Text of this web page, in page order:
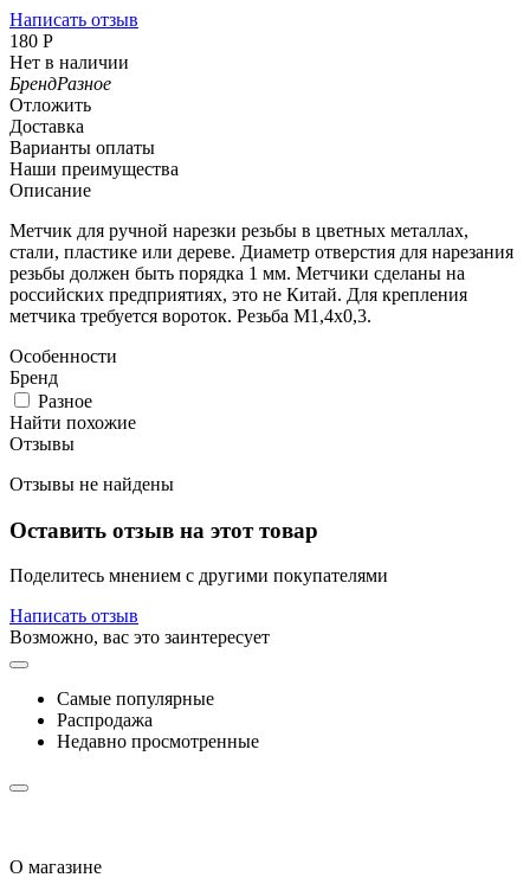
Написать отзыв
‍180‍ Р
Нет в наличии
БрендРазное
Отложить
Доставка
Варианты оплаты
Наши преимущества
Описание
Метчик для ручной нарезки резьбы в цветных металлах,
стали, пластике или дереве. Диаметр отверстия для нарезания
резьбы должен быть порядка 1 мм. Метчики сделаны на
российских предприятиях, это не Китай. Для крепления
метчика требуется вороток. Резьба М1,4х0,3.
Особенности
Бренд
Разное
Найти похожие
Отзывы
Отзывы не найдены
Оставить отзыв на этот товар
Поделитесь мнением с другими покупателями
Написать отзыв
Возможно, вас это заинтересует
Самые популярные
Распродажа
Недавно просмотренные
О магазине